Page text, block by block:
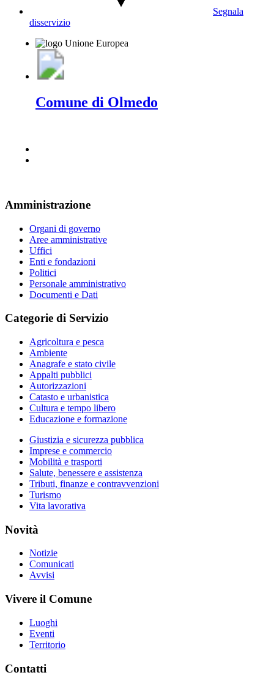
Segnala
disservizio
Comune di Olmedo
Amministrazione
Organi di governo
Aree amministrative
Uffici
Enti e fondazioni
Politici
Personale amministrativo
Documenti e Dati
Categorie di Servizio
Agricoltura e pesca
Ambiente
Anagrafe e stato civile
Appalti pubblici
Autorizzazioni
Catasto e urbanistica
Cultura e tempo libero
Educazione e formazione
Giustizia e sicurezza pubblica
Imprese e commercio
Mobilità e trasporti
Salute, benessere e assistenza
Tributi, finanze e contravvenzioni
Turismo
Vita lavorativa
Novità
Notizie
Comunicati
Avvisi
Vivere il Comune
Luoghi
Eventi
Territorio
Contatti